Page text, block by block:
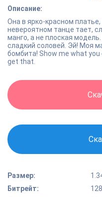
Описание:
Она в ярко-красном
невероятном танце тает,
манго, а не плоская
сладкий соловей. Эй! Моя
бомбита! Show me what
get that.
Размер:
Битрейт: